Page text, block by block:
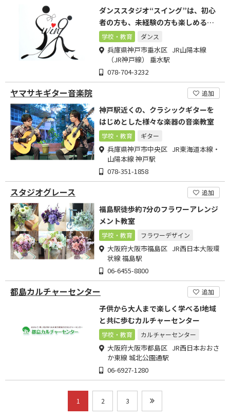
ダンススタジオ“スイング”は、初心
者の方も、未経験の方も楽しめる社
交ダンス教室です。
学校・教育 ダンス
兵庫県神戸市垂水区 JR山陽本線
（JR神戸線） 垂水駅
078-704-3232
ヤマサキギター音楽院 追加
神戸駅近くの、クラシックギターを
はじめとした様々な楽器の音楽教室
学校・教育 ギター
兵庫県神戸市中央区 JR東海道本線・
山陽本線 神戸駅
078-351-1858
スタジオグレース 追加
福島駅徒歩約7分のフラワーアレンジ
メント教室
学校・教育 フラワーデザイン
大阪府大阪市福島区 JR西日本大阪環
状線 福島駅
06-6455-8800
都島カルチャーセンター 追加
子供から大人まで楽しく学べる!地域
と共に歩むカルチャーセンター
学校・教育 カルチャーセンター
大阪府大阪市都島区 JR西日本おおさ
か東線 城北公園通駅
06-6927-1280
1 2 3